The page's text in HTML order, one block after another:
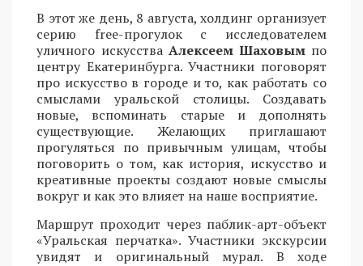
В этот же день, 8 августа, холдинг организует
серию free-прогулок с исследователем
уличного искусства Алексеем Шаховым по
центру Екатеринбурга. Участники поговорят
про искусство в городе и то, как работать со
смыслами уральской столицы. Создавать
новые, вспоминать старые и дополнять
существующие. Желающих приглашают
прогуляться по привычным улицам, чтобы
поговорить о том, как история, искусство и
креативные проекты создают новые смыслы
вокруг и как это влияет на наше восприятие.
Маршрут проходит через паблик-арт-объект
«Уральская перчатка». Участники экскурсии
увидят и оригинальный мурал. В ходе